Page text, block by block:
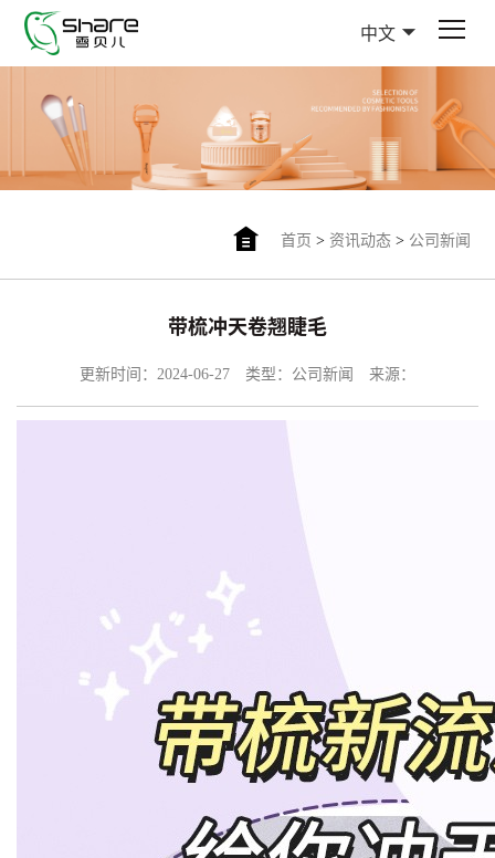
中文
首页 > 资讯动态> 公司新闻
带梳冲天卷翘睫毛
更新时间：2024-06-27 类型：公司新闻 来源：